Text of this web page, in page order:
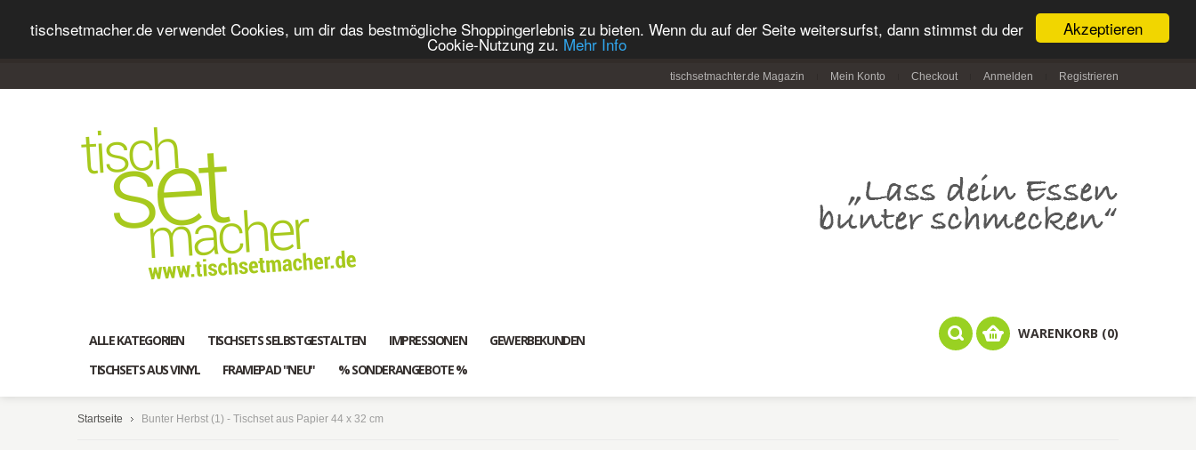
Akzeptieren
tischsetmacher.de verwendet Cookies, um dir das bestmögliche Shoppingerlebnis zu bieten. Wenn du auf der Seite weitersurfst, dann stimmst du der
Cookie-Nutzung zu. Mehr Info
tischsetmachter.de Magazin Mein Konto Checkout Anmelden Registrieren
ALLE KATEGORIEN TISCHSETS SELBSTGESTALTEN IMPRESSIONEN
GEWERBEKUNDEN
TISCHSETS AUS VINYL
FRAMEPAD "NEU" % SONDERANGEBOTE %
WARENKORB (0)
Startseite Bunter Herbst (1) - Tischset aus Papier 44 x 32 cm